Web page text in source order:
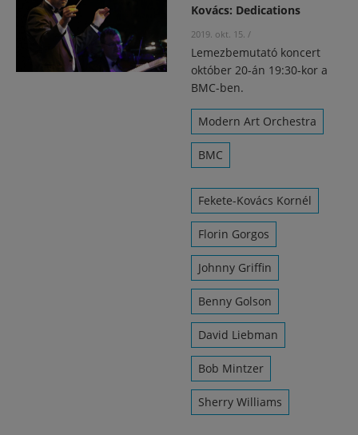
Kovács: Dedications
2019. okt. 15. /
Lemezbemutató koncert
október 20-án 19:30-kor a
BMC-ben.
Modern Art Orchestra
BMC
Fekete-Kovács Kornél
Florin Gorgos
Johnny Griffin
Benny Golson
David Liebman
Bob Mintzer
Sherry Williams